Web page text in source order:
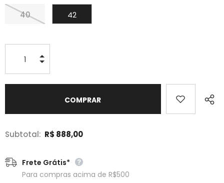
40 42
Subtotal: R$ 888,00
Frete Grátis*
Para compras acima de R$500